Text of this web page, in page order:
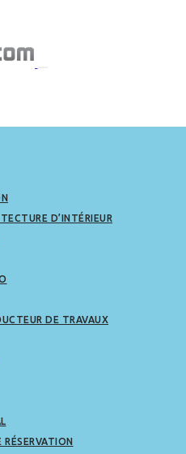
D’INTÉRIEUR
DE TRAVAUX